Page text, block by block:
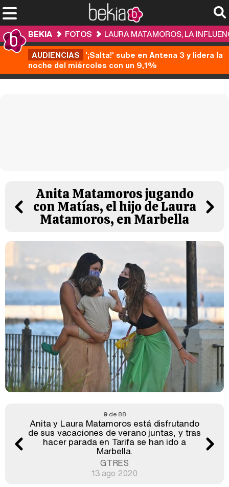
BEKIA FOTOS
LAURA MATAMOROS, LA
AUDIENCIAS '¡Salta!' sube en Antena 3 y lidera la
noche del miércoles con un 9,1%
Anita Matamoros jugando
con Matías, el hijo de Laura
Matamoros, en Marbella
9 de 88
Anita y Laura Matamoros está disfrutando
de sus vacaciones de verano juntas, y tras
hacer parada en Tarifa se han ido a
Marbella.
GTRES
13 ago 2020